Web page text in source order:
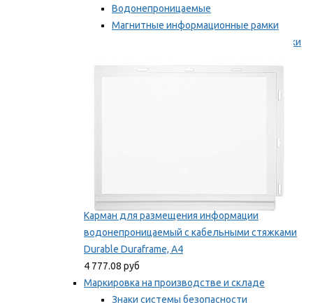
Водонепроницаемые
Магнитные информационные рамки
Самоклеящиеся информационные рамки
Карман для размещения информации
водонепроницаемый с кабельными стяжками
Durable Duraframe, А4
4 777.08 руб
Маркировка на производстве и складе
Знаки системы безопасности